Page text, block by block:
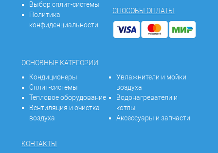
Выбор сплит-системы
Политика
конфиденциальности
СПОСОБЫ ОПЛАТЫ
ОСНОВНЫЕ КАТЕГОРИИ
Кондиционеры
Сплит-системы
Тепловое оборудование
Вентиляция и очистка
воздуха
Увлажнители и мойки
воздуха
Водонагреватели и
котлы
Аксессуары и запчасти
КОНТАКТЫ